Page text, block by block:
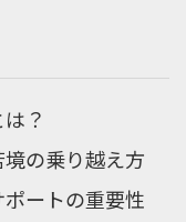
？
の乗り越え方
ートの重要性